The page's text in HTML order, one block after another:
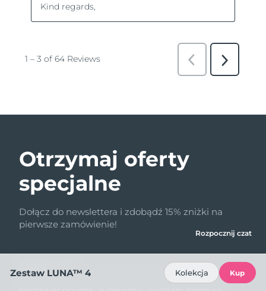
Otrzymaj oferty
specjalne
Dołącz do newslettera i zdobądź 15% zniżki na
pierwsze zamówienie!
Rozpocznij czat
Zestaw LUNA™ 4 Kolekcja Kup